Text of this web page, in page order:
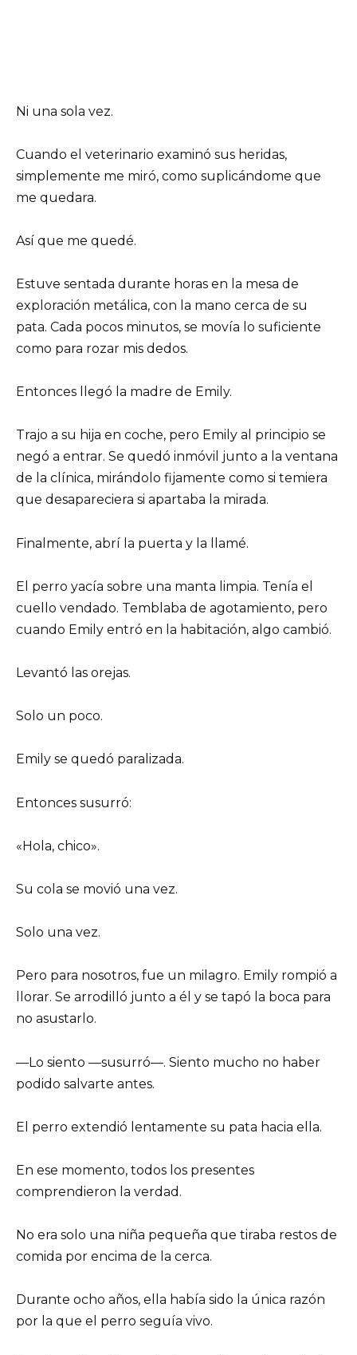
Ni una sola vez.
Cuando el veterinario examinó sus heridas,
simplemente me miró, como suplicándome que
me quedara.
Así que me quedé.
Estuve sentada durante horas en la mesa de
exploración metálica, con la mano cerca de su
pata. Cada pocos minutos, se movía lo suficiente
como para rozar mis dedos.
Entonces llegó la madre de Emily.
Trajo a su hija en coche, pero Emily al principio se
negó a entrar. Se quedó inmóvil junto a la ventana
de la clínica, mirándolo fijamente como si temiera
que desapareciera si apartaba la mirada.
Finalmente, abrí la puerta y la llamé.
El perro yacía sobre una manta limpia. Tenía el
cuello vendado. Temblaba de agotamiento, pero
cuando Emily entró en la habitación, algo cambió.
Levantó las orejas.
Solo un poco.
Emily se quedó paralizada.
Entonces susurró:
«Hola, chico».
Su cola se movió una vez.
Solo una vez.
Pero para nosotros, fue un milagro. Emily rompió a
llorar. Se arrodilló junto a él y se tapó la boca para
no asustarlo.
—Lo siento —susurró—. Siento mucho no haber
podido salvarte antes.
El perro extendió lentamente su pata hacia ella.
En ese momento, todos los presentes
comprendieron la verdad.
No era solo una niña pequeña que tiraba restos de
comida por encima de la cerca.
Durante ocho años, ella había sido la única razón
por la que el perro seguía vivo.